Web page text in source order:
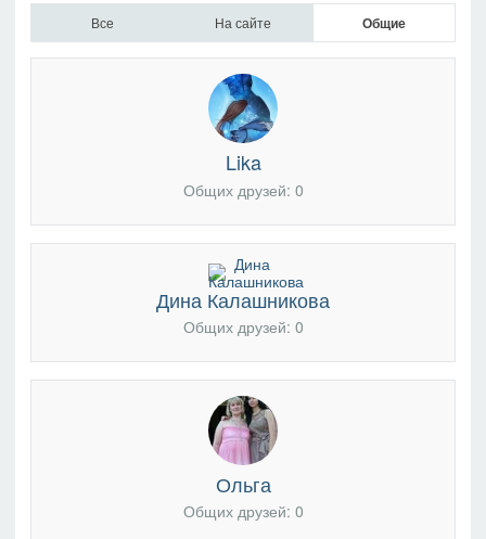
Все На сайте Общие
Lika
Общих друзей: 0
Дина Калашникова
Общих друзей: 0
Ольга
Общих друзей: 0